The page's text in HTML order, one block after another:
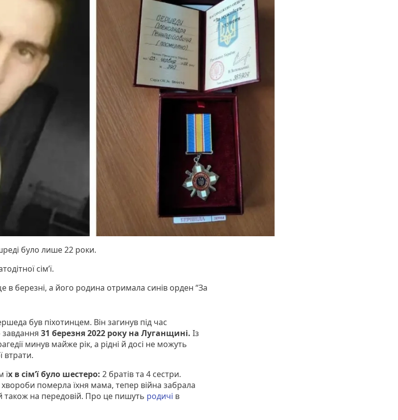
було лише 22 роки.
сім’ї.
в березні, а його родина отримала синів орден “За
був піхотинцем. Він загинув під час
31 березня 2022 року на Луганщині. Із
минув майже рік, а рідні й досі не можуть
втрати.
їх в сім’ї було шестеро: 2 братів та 4 сестри.
хвороби померла їхня мама, тепер війна забрала
на передовій. Про це пишуть родичі в